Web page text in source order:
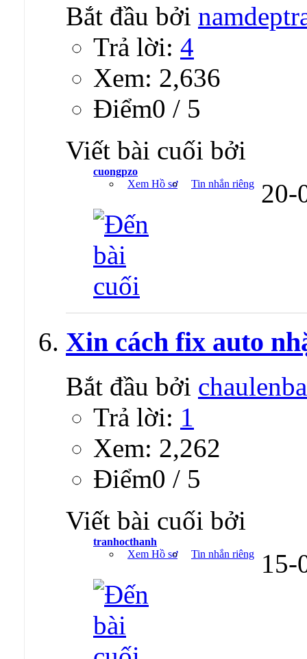
Bắt đầu bởi
Trả lời: 4
Xem: 2,636
Ðiểm0 / 5
Viết bài cuối bởi
cuongpzo
Xem Hồ sơ
Tin nhắn riêng 20-
Xin cách fix auto
Bắt đầu bởi chaulenba
Trả lời: 1
Xem: 2,262
Ðiểm0 / 5
Viết bài cuối bởi
tranhocthanh
Xem Hồ sơ
Tin nhắn riêng